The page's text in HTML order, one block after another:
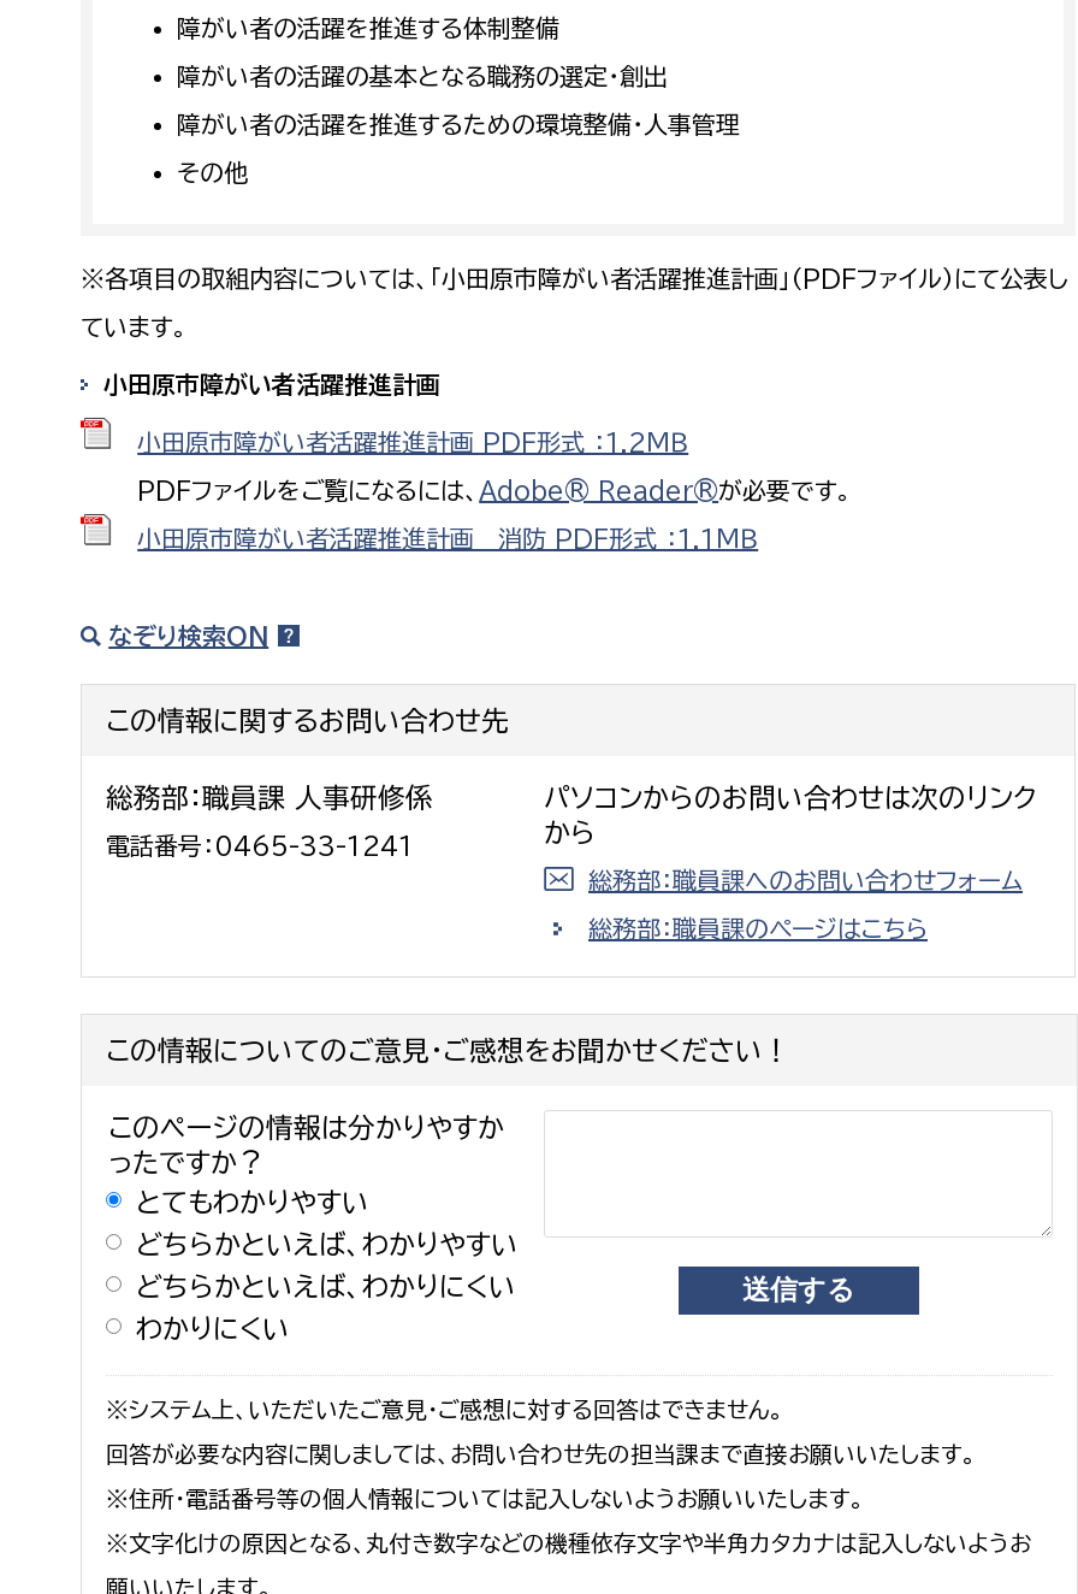
障がい者の活躍を推進する体制整備
障がい者の活躍の基本となる職務の選定・創出
障がい者の活躍を推進するための環境整備・人事管理
その他
※各項目の取組内容については、「小田原市障がい者活躍推進計画」（PDFファイル）にて公表し
ています。
小田原市障がい者活躍推進計画
小田原市障がい者活躍推進計画 PDF形式 ：1.2ＭＢ
PDFファイルをご覧になるには、 Adobe® Reader®が必要です。
小田原市障がい者活躍推進計画 消防 PDF形式 ：1.1ＭＢ
なぞり検索ON
この情報に関するお問い合わせ先
総務部：職員課 人事研修係
電話番号：0465-33-1241
パソコンからのお問い合わせは次のリンク
から
総務部：職員課へのお問い合わせフォーム
総務部：職員課のページはこちら
この情報についてのご意見・ご感想をお聞かせください！
このページの情報は分かりやすか
ったですか？
とてもわかりやすい
どちらかといえば、わかりやすい
どちらかといえば、わかりにくい
わかりにくい
※システム上、いただいたご意見・ご感想に対する回答はできません。
回答が必要な内容に関しましては、お問い合わせ先の担当課まで直接お願いいたします。
※住所・電話番号等の個人情報については記入しないようお願いいたします。
※文字化けの原因となる、丸付き数字などの機種依存文字や半角カタカナは記入しないようお
願いいたします。